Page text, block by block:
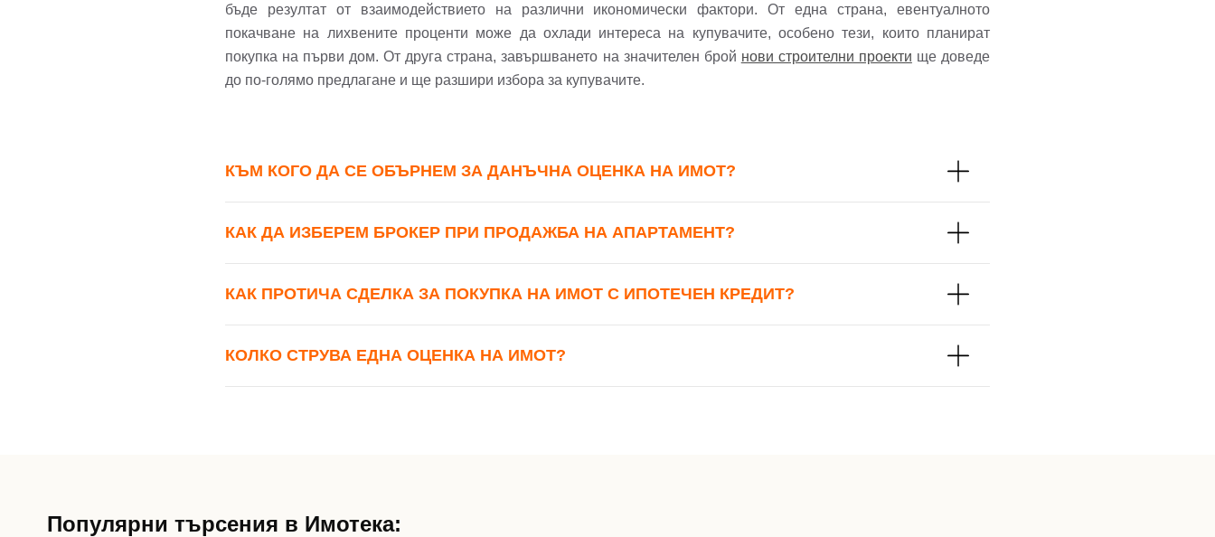
бъде резултат от взаимодействието на различни икономически фактори. От една страна, евентуалното
покачване на лихвените проценти може да охлади интереса на купувачите, особено тези, които планират
покупка на първи дом. От друга страна, завършването на значителен брой нови строителни проекти ще доведе
до по-голямо предлагане и ще разшири избора за купувачите.
КЪМ КОГО ДА СЕ ОБЪРНЕМ ЗА ДАНЪЧНА ОЦЕНКА НА ИМОТ?
КАК ДА ИЗБЕРЕМ БРОКЕР ПРИ ПРОДАЖБА НА АПАРТАМЕНТ?
КАК ПРОТИЧА СДЕЛКА ЗА ПОКУПКА НА ИМОТ С ИПОТЕЧЕН КРЕДИТ?
КОЛКО СТРУВА ЕДНА ОЦЕНКА НА ИМОТ?
Популярни търсения в Имотека: